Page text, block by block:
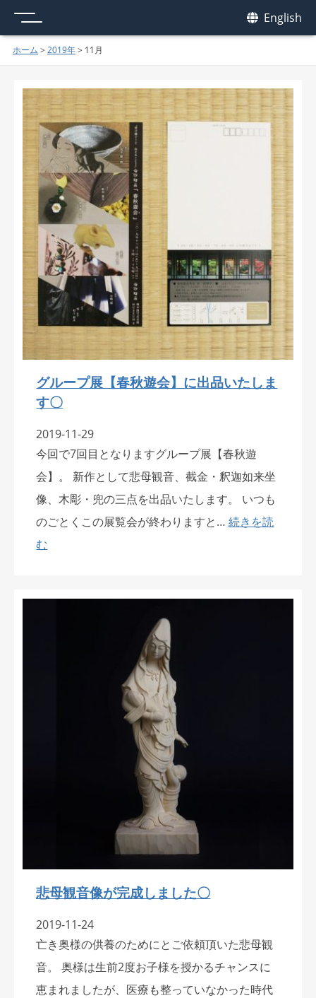
English
ホーム > 2019年> 11月
グループ展【春秋遊会】に出品いたしま
す〇
2019-11-29
今回で7回目となりますグループ展【春秋遊
会】。 新作として悲母観音、截金・釈迦如来坐
像、木彫・兜の三点を出品いたします。 いつも
のごとくこの展覧会が終わりますと…続きを読
む
悲母観音像が完成しました〇
2019-11-24
亡き奥様の供養のためにとご依頼頂いた悲母観
音。 奥様は生前2度お子様を授かるチャンスに
恵まれましたが、医療も整っていなかった時代